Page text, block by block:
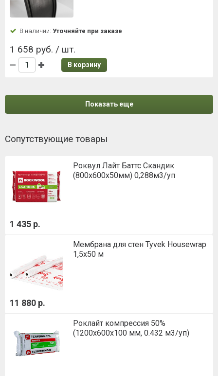
В наличии: Уточняйте при заказе
1 658 руб. / шт.
В корзину
Показать еще
Сопутствующие товары
Роквул Лайт Баттс Скандик
(800х600х50мм) 0,288м3/уп
1 435 р.
Мембрана для стен Tyvek Housewrap
1,5х50 м
11 880 р.
Роклайт компрессия 50%
(1200х600х100 мм, 0.432 м3/уп)